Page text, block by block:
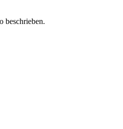
beschrieben.